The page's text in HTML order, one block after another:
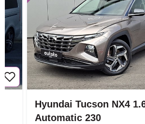
Hyundai Tucson NX4
Automatic 230